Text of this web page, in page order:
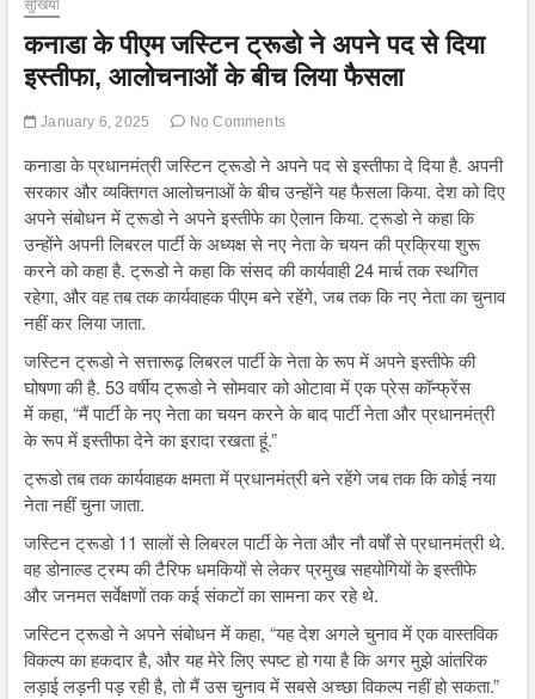
सुर्खियां
कनाडा के पीएम जस्टिन ट्रूडो ने अपने पद से दिया
इस्तीफा, आलोचनाओं के बीच लिया फैसला
January 6, 2025 No Comments
कनाडा के प्रधानमंत्री जस्टिन ट्रूडो ने अपने पद से इस्तीफा दे दिया है. अपनी
सरकार और व्यक्तिगत आलोचनाओं के बीच उन्होंने यह फैसला किया. देश को दिए
अपने संबोधन में ट्रूडो ने अपने इस्तीफे का ऐलान किया. ट्रूडो ने कहा कि
उन्होंने अपनी लिबरल पार्टी के अध्यक्ष से नए नेता के चयन की प्रक्रिया शुरू
करने को कहा है. ट्रूडो ने कहा कि संसद की कार्यवाही 24 मार्च तक स्थगित
रहेगा, और वह तब तक कार्यवाहक पीएम बने रहेंगे, जब तक कि नए नेता का चुनाव
नहीं कर लिया जाता.
जस्टिन ट्रूडो ने सत्तारूढ़ लिबरल पार्टी के नेता के रूप में अपने इस्तीफे की
घोषणा की है. 53 वर्षीय ट्रूडो ने सोमवार को ओटावा में एक प्रेस कॉन्फ्रेंस
में कहा, “मैं पार्टी के नए नेता का चयन करने के बाद पार्टी नेता और प्रधानमंत्री
के रूप में इस्तीफा देने का इरादा रखता हूं.”
ट्रूडो तब तक कार्यवाहक क्षमता में प्रधानमंत्री बने रहेंगे जब तक कि कोई नया
नेता नहीं चुना जाता.
जस्टिन ट्रूडो 11 सालों से लिबरल पार्टी के नेता और नौ वर्षों से प्रधानमंत्री थे.
वह डोनाल्ड ट्रम्प की टैरिफ धमकियों से लेकर प्रमुख सहयोगियों के इस्तीफे
और जनमत सर्वेक्षणों तक कई संकटों का सामना कर रहे थे.
जस्टिन ट्रूडो ने अपने संबोधन में कहा, “यह देश अगले चुनाव में एक वास्तविक
विकल्प का हकदार है, और यह मेरे लिए स्पष्ट हो गया है कि अगर मुझे आंतरिक
लड़ाई लड़नी पड़ रही है, तो मैं उस चुनाव में सबसे अच्छा विकल्प नहीं हो सकता.”